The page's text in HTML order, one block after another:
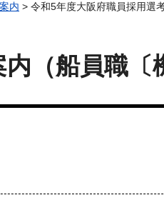
内 > 令和5年度大阪府職員採用選
（船員職〔